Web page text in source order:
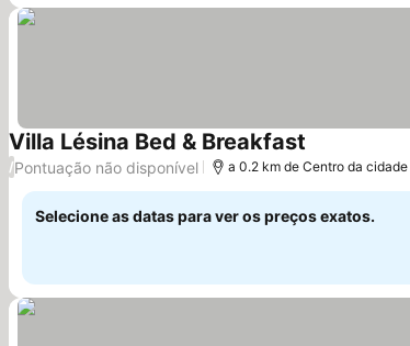
Villa Lésina Bed & Breakfast
/Pontuação não disponível a 0.2 km de Centro da cidade
Selecione as datas para ver os preços exatos.